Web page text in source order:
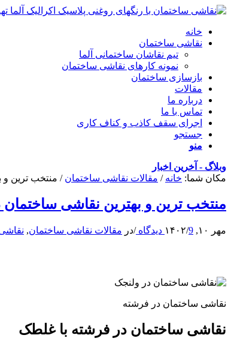
خانه
نقاشی ساختمان
تیم نقاشان ساختمانی آلما
نمونه کارهای نقاشی ساختمان
بازسازی ساختمان
مقالات
درباره ما
تماس با ما
اجرای سقف کاذب و کناف کاری
جستجو
منو
وبلاگ - آخرین اخبار
مکان شما: خانه / مقالات نقاشی ساختمان / منتخب ترین و
منتخب ترین و بهترین نقاشی ساختمان
مهر ۱۰, ۱۴۰۲ /9 دیدگاه /در مقالات نقاشی ساختمان,
نقاشی ساختمان در فرشته
نقاشی ساختمان در فرشته با غلطک